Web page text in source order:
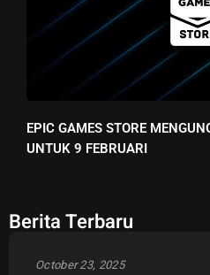
EPIC GAMES STORE
UNTUK 9 FEBRUARI
Berita Terbaru
October 23, 2025